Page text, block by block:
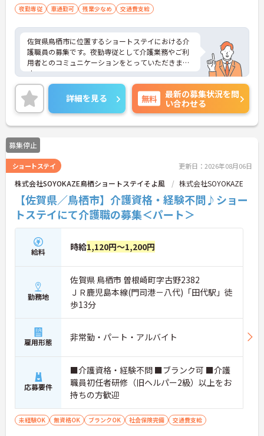
夜勤専従 車通勤可 残業少なめ 交通費支給
佐賀県鳥栖市に位置するショートステイにおける介
護職員の募集です。夜勤専従として介護業務やご利
用者とのコミュニケーションをとっていただきま
す。
勤務日数は週1日～相談可能なので、無理なくプラ
イベートを大切にしながらご勤務いただけます。ま
た、介護職としての業務経験がある方はこれまでの
経験を活かし、即戦力としてご勤務いただけます。
ご興味のある方には、面接対策ポイントなど、さら
に詳細をお話しいたしますのでお気軽にご相談くだ
さい！
詳細を見る 無料
最新の募集状況を問
い合わせる
募集停止
ショートステイ 更新日：2026年08月06日
株式会社SOYOKAZE鳥栖ショートステイそよ風 株式会社SOYOKAZE
【佐賀県／鳥栖市】介護資格・経験不問♪ショー
トステイにて介護職の募集＜パート＞
給料 時給1,120円～1,200円
勤務地
佐賀県 鳥栖市 曽根崎町字古野2382
ＪＲ鹿児島本線(門司港－八代)「田代駅」徒
歩13分
雇用形態 非常勤・パート・アルバイト
応募要件
■介護資格・経験不問 ■ブランク可 ■介護
職員初任者研修（旧ヘルパー2級）以上をお
持ちの方歓迎
未経験OK 無資格OK ブランクOK 社会保険完備 交通費支給